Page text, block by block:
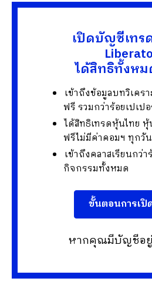
เปิดบัญชีเท
ได้สิทธิทั้งหม
เข้าถึงข้อมูลบทวิเคร
ฟรี รวมกว่าร้อยเปเป
ได้สิทธิเทรดหุ้นไทย หุ้
ฟรีไม่มีค่าคอมฯ ทุกวัน
เข้าถึงคลาสเรียนกว่
กิจกรรมทั้งหมด
ขั้นตอนการเ
หากคุณมีบัญชีอ